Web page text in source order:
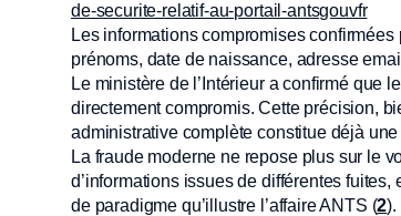
de-securite-relatif-au-portail-antsgouvfr
Les informations compromises
prénoms, date de naissance, adresse
Le ministère de l’Intérieur a confirmé que
directement compromis. Cette précision,
administrative complète constitue déjà
La fraude moderne ne repose plus sur le
d’informations issues de différentes
de paradigme qu’illustre l’affaire ANTS (2).